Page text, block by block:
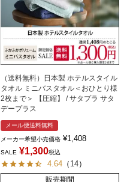
（送料無料）日本製 ホテルスタイル
タオル ミニバスタオル＜おひとり様
2枚まで＞ 【圧縮】 / サタプラ サタ
デープラス
メール便送料無料
メーカー希望小売価格 ¥1,408
SALE ¥1,300税込
4.64 （ 14）
販売期間